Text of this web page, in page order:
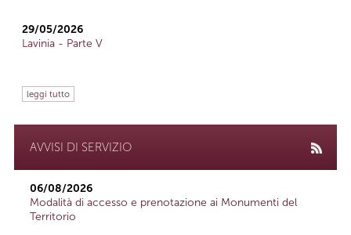
29/05/2026
Lavinia - Parte V
leggi tutto
AVVISI DI SERVIZIO
06/08/2026
Modalità di accesso e prenotazione ai Monumenti del
Territorio